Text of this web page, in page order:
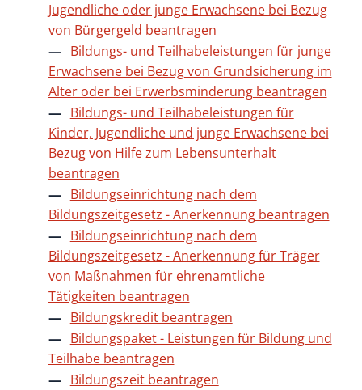
Jugendliche oder junge Erwachsene bei Bezug
von Bürgergeld beantragen
Bildungs- und Teilhabeleistungen für junge
Erwachsene bei Bezug von Grundsicherung im
Alter oder bei Erwerbsminderung beantragen
Bildungs- und Teilhabeleistungen für
Kinder, Jugendliche und junge Erwachsene bei
Bezug von Hilfe zum Lebensunterhalt
beantragen
Bildungseinrichtung nach dem
Bildungszeitgesetz - Anerkennung beantragen
Bildungseinrichtung nach dem
Bildungszeitgesetz - Anerkennung für Träger
von Maßnahmen für ehrenamtliche
Tätigkeiten beantragen
Bildungskredit beantragen
Bildungspaket - Leistungen für Bildung und
Teilhabe beantragen
Bildungszeit beantragen